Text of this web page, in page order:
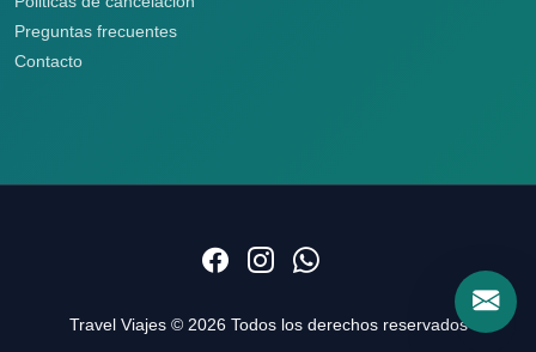
Preguntas frecuentes
Contacto
Travel Viajes © 2026 Todos los derechos reservados